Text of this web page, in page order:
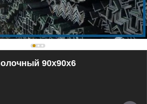
90х90х6